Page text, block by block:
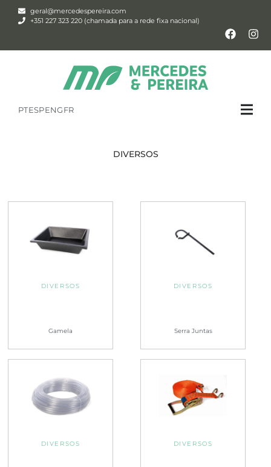
geral@mercedespereira.com
+351 227 323 220 (chamada para a rede fixa nacional)
PTESPENGFR
DIVERSOS
DIVERSOS
Gamela
DIVERSOS
Serra Juntas
DIVERSOS DIVERSOS